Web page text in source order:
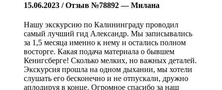
15.06.2023 / Отзыв №78892 — Милана
Нашу экскурсию по Калининграду проводил
самый лучший гид Александр. Мы записывались
за 1,5 месяца именно к нему и остались полном
восторге. Какая подача материала о бывшем
Кенигсберге! Сколько мелких, но важных деталей.
Экскурсия прошла на одном дыхании, мы хотели
слушать его бесконечно и не отпускали, дружно
аплодируя в конце. Огромное спасибо за наш